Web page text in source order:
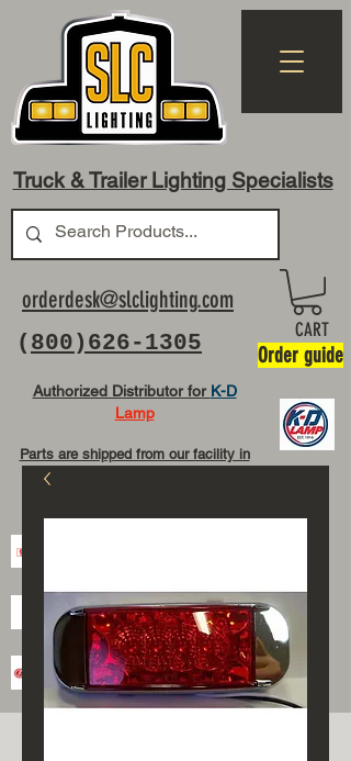
Truck & Trailer Lighting Specialists
( 800)626-1305
orderdesk@slclighting.com
Authorized Distributor for K-D
Lamp
Parts are shipped from our facility in
CART
Order guide